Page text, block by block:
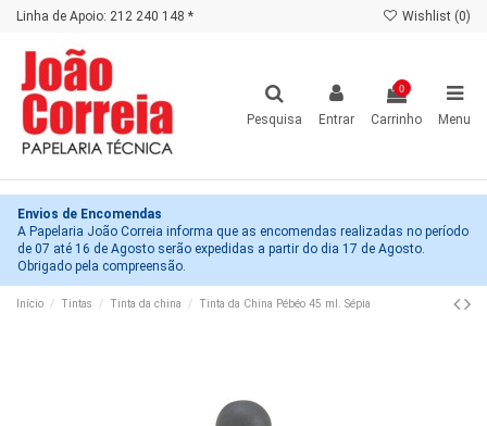
Linha de Apoio: 212 240 148 * Wishlist (0)
Pesquisa Entrar
0
Carrinho Menu
Envios de Encomendas
A Papelaria João Correia informa que as encomendas realizadas no período
de 07 até 16 de Agosto serão expedidas a partir do dia 17 de Agosto.
Obrigado pela compreensão.
Início Tintas Tinta da china Tinta da China Pébéo 45 ml. Sépia